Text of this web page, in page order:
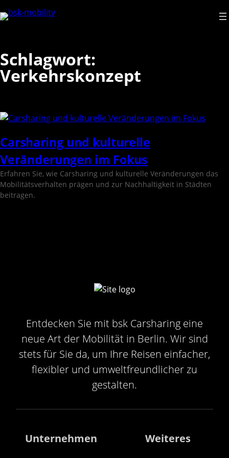
zum
Schlagwort:
Verkehrskonzept
Carsharing und kulturelle
Veränderungen im Fokus
Erfahren Sie, wie Carsharing und kulturelle Veränderungen das
Mobilitätsverhalten prägen und zur Nachhaltigkeit in Städten
beitragen.
Entdecken Sie mit bsk Carsharing eine
neue Art der Mobilität in Berlin. Wir sind
stets für Sie da, um Ihre Reisen einfacher,
flexibler und umweltfreundlicher zu
gestalten.
Unternehmen Weiteres